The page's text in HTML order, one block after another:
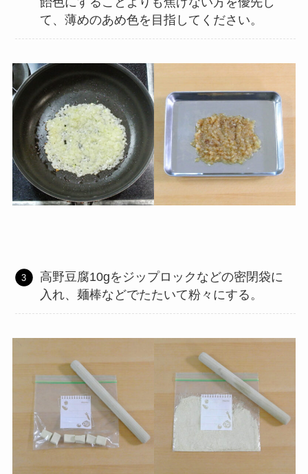
て、薄めのあめ色を目指してください。
高野豆腐10gをジップロックなどの密閉袋に
入れ、麺棒などでたたいて粉々にする。